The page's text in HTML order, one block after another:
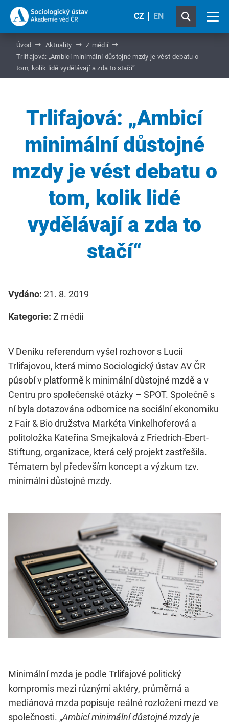
CZ EN
Úvod Aktuality
Z médií
Trlifajová: „Ambicí minimální důstojné mzdy je vést debatu o
tom, kolik lidé vydělávají a zda to stačí“
Trlifajová: „Ambicí
minimální důstojné
mzdy je vést debatu o
tom, kolik lidé
vydělávají a zda to
stačí“
Vydáno: 21. 8. 2019
Kategorie: Z médií
V Deníku referendum vyšel rozhovor s Lucií
Trlifajovou, která mimo Sociologický ústav AV ČR
působí v platformě k minimální důstojné mzdě a v
Centru pro společenské otázky – SPOT. Společně s
ní byla dotazována odbornice na sociální ekonomiku
z Fair & Bio družstva Markéta Vinkelhoferová a
politoložka Kateřina Smejkalová z Friedrich-Ebert-
Stiftung, organizace, která celý projekt zastřešila.
Tématem byl především koncept a výzkum tzv.
minimální důstojné mzdy.
Minimální mzda je podle Trlifajové politický
kompromis mezi různými aktéry, průměrná a
mediánová mzda popisuje reálné rozložení mezd ve
společnosti. „Ambicí minimální důstojné mzdy je